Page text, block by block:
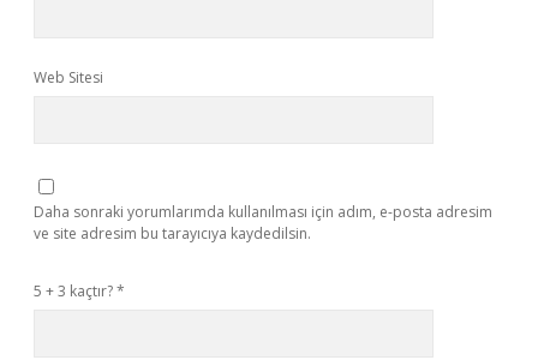
Web Sitesi
Daha sonraki yorumlarımda kullanılması için adım, e-posta adresim
ve site adresim bu tarayıcıya kaydedilsin.
5 + 3 kaçtır?*